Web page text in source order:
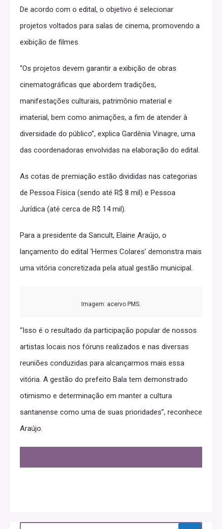
De acordo com o edital, o objetivo é selecionar
projetos voltados para salas de cinema, promovendo a
exibição de filmes.
“Os projetos devem garantir a exibição de obras
cinematográficas que abordem tradições,
manifestações culturais, patrimônio material e
imaterial, bem como animações, a fim de atender à
diversidade do público”, explica Gardênia Vinagre, uma
das coordenadoras envolvidas na elaboração do edital.
As cotas de premiação estão divididas nas categorias
de Pessoa Física (sendo até R$ 8 mil) e Pessoa
Jurídica (até cerca de R$ 14 mil).
Para a presidente da Sancult, Elaine Araújo, o
lançamento do edital ‘Hermes Colares’ demonstra mais
uma vitória concretizada pela atual gestão municipal.
Imagem: acervo PMS.
“Isso é o resultado da participação popular de nossos
artistas locais nos fóruns realizados e nas diversas
reuniões conduzidas para alcançarmos mais essa
vitória. A gestão do prefeito Bala tem demonstrado
otimismo e determinação em manter a cultura
santanense como uma de suas prioridades”, reconhece
Araújo.